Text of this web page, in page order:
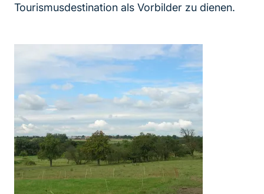
Tourismusdestination als Vorbilder zu dienen.